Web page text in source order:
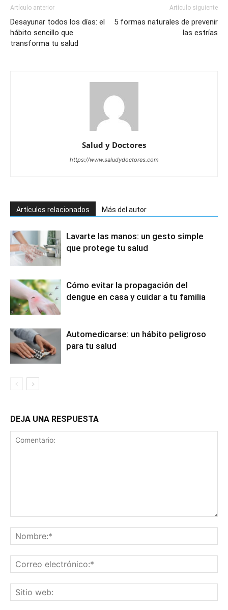
Artículo anterior
Desayunar todos los días: el
hábito sencillo que
transforma tu salud
Artículo siguiente
5 formas naturales de prevenir
las estrías
Salud y Doctores
https://www.saludydoctores.com
Artículos relacionados Más del autor
Lavarte las manos: un gesto simple
que protege tu salud
Cómo evitar la propagación del
dengue en casa y cuidar a tu familia
Automedicarse: un hábito peligroso
para tu salud
DEJA UNA RESPUESTA